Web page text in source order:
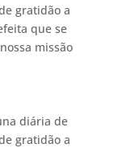
gratidão a
que se
missão
diária de
gratidão a